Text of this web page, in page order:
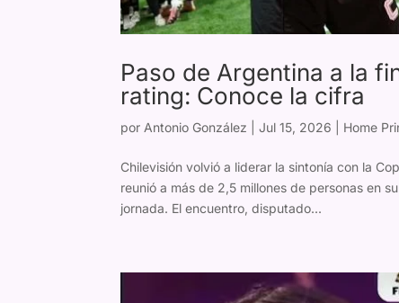
Paso de Argentina a la
rating: Conoce la cifra
por Antonio González |Jul 15, 2026 Home
Chilevisión volvió a liderar la sintonía con la
reunió a más de 2,5 millones de personas en
jornada. El encuentro, disputado...